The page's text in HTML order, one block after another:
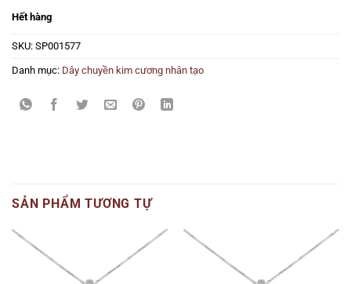
Hết hàng
SKU: SP001577
Danh mục: Dây chuyền kim cương nhân tạo
SẢN PHẨM TƯƠNG TỰ